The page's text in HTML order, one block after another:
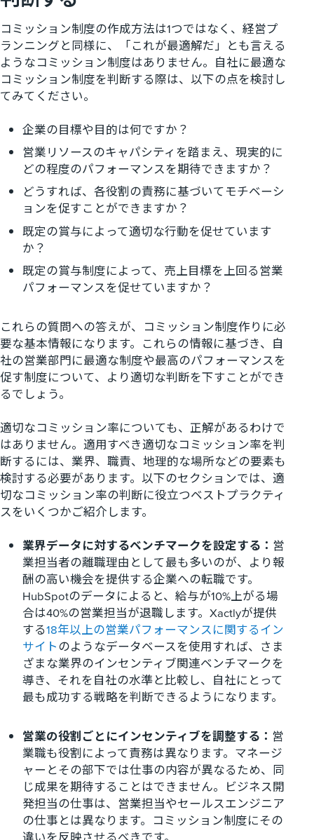
コミッション制度の作成方法は1つではなく、経営プ
ランニングと同様に、「これが最適解だ」とも言える
ようなコミッション制度はありません。自社に最適な
コミッション制度を判断する際は、以下の点を検討し
てみてください。
企業の目標や目的は何ですか？
営業リソースのキャパシティを踏まえ、現実的に
どの程度のパフォーマンスを期待できますか？
どうすれば、各役割の責務に基づいてモチベーシ
ョンを促すことができますか？
既定の賞与によって適切な行動を促せています
か？
既定の賞与制度によって、売上目標を上回る営業
パフォーマンスを促せていますか？
これらの質問への答えが、コミッション制度作りに必
要な基本情報になります。これらの情報に基づき、自
社の営業部門に最適な制度や最高のパフォーマンスを
促す制度について、より適切な判断を下すことができ
るでしょう。
適切なコミッション率についても、正解があるわけで
はありません。適用すべき適切なコミッション率を判
断するには、業界、職責、地理的な場所などの要素も
検討する必要があります。以下のセクションでは、適
切なコミッション率の判断に役立つベストプラクティ
スをいくつかご紹介します。
業界データに対するベンチマークを設定する： 営
業担当者の離職理由として最も多いのが、より報
酬の高い機会を提供する企業への転職です。
HubSpotのデータによると、給与が10%上がる場
合は40%の営業担当が退職します。Xactlyが提供
する18年以上の営業パフォーマンスに関するイン
サイトのようなデータベースを使用すれば、さま
ざまな業界のインセンティブ関連ベンチマークを
導き、それを自社の水準と比較し、自社にとって
最も成功する戦略を判断できるようになります。
営業の役割ごとにインセンティブを調整する： 営
業職も役割によって責務は異なります。マネージ
ャーとその部下では仕事の内容が異なるため、同
じ成果を期待することはできません。ビジネス開
発担当の仕事は、営業担当やセールスエンジニア
の仕事とは異なります。コミッション制度にその